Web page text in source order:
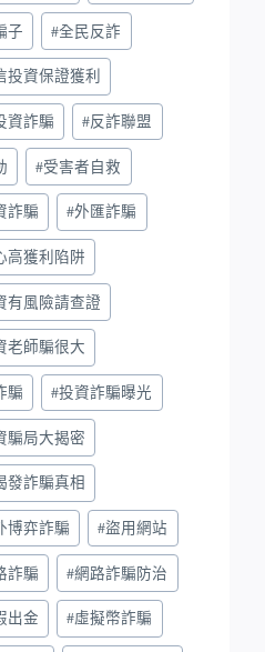
子 #全民反詐
投資保證獲利
資詐騙 #反詐聯盟
#受害者自救
詐騙 #外匯詐騙
高獲利陷阱
有風險請查證
老師騙很大
騙 #投資詐騙曝光
騙局大揭密
發詐騙真相
博弈詐騙 #盜用網站
詐騙 #網路詐騙防治
出金 #虛擬幣詐騙